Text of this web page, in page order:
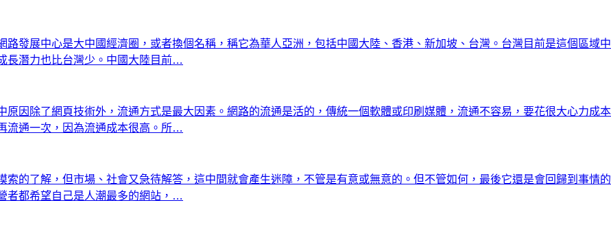
發展中心是大中國經濟圈，或者換個名稱，稱它為華人亞洲，包括中國大陸、香港、新加坡、台灣。台灣目前是這個區域中
長潛力也比台灣少。中國大陸目前…
因除了網頁技術外，流通方式是最大因素。網路的流通是活的，傳統一個軟體或印刷媒體，流通不容易，要花很大心力成本
流通一次，因為流通成本很高。所…
的了解，但市場、社會又急待解答，這中間就會產生迷障，不管是有意或無意的。但不管如何，最後它還是會回歸到事情的
者都希望自己是人潮最多的網站，…